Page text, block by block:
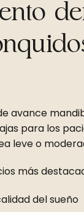
avance
para los
leve o
más
del sueño